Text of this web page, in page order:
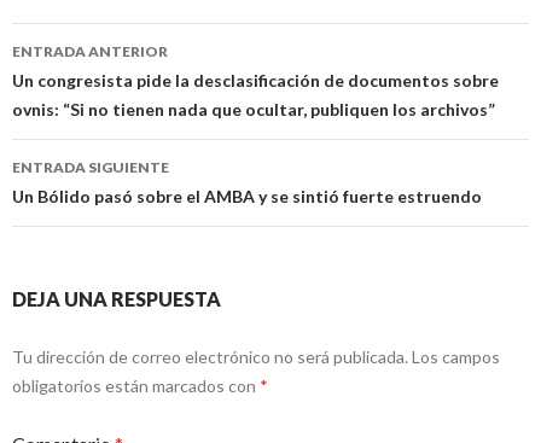
Navegación
de
entradas
ENTRADA ANTERIOR
Un congresista pide la desclasificación de documentos sobre
ovnis: “Si no tienen nada que ocultar, publiquen los archivos”
ENTRADA SIGUIENTE
Un Bólido pasó sobre el AMBA y se sintió fuerte estruendo
DEJA UNA RESPUESTA
Tu dirección de correo electrónico no será publicada. Los campos
obligatorios están marcados con *